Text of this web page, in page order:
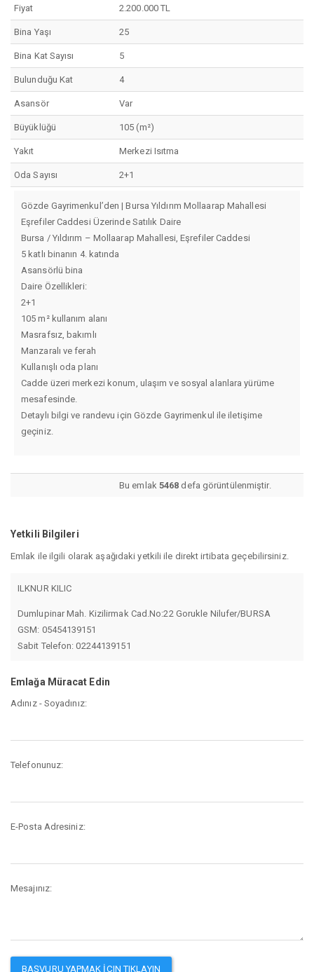
Fiyat 2.200.000 TL
Bina Yaşı 25
Bina Kat Sayısı 5
Bulunduğu Kat 4
Asansör Var
Büyüklüğü 105 (m²)
Yakıt Merkezi Isıtma
Oda Sayısı 2+1
Gözde Gayrimenkul’den | Bursa Yıldırım Mollaarap Mahallesi
Eşrefiler Caddesi Üzerinde Satılık Daire
Bursa / Yıldırım – Mollaarap Mahallesi, Eşrefiler Caddesi
5 katlı binanın 4. katında
Asansörlü bina
Daire Özellikleri:
2+1
105 m² kullanım alanı
Masrafsız, bakımlı
Manzaralı ve ferah
Kullanışlı oda planı
Cadde üzeri merkezi konum, ulaşım ve sosyal alanlara yürüme
mesafesinde.
Detaylı bilgi ve randevu için Gözde Gayrimenkul ile iletişime
geçiniz.
Bu emlak 5468 defa görüntülenmiştir.
Yetkili Bilgileri
Emlak ile ilgili olarak aşağıdaki yetkili ile direkt irtibata geçebilirsiniz.
ILKNUR KILIC
Dumlupinar Mah. Kizilirmak Cad.No:22 Gorukle Nilufer/BURSA
GSM: 05454139151
Sabit Telefon: 02244139151
Emlağa Müracat Edin
Adınız - Soyadınız:
Telefonunuz:
E-Posta Adresiniz:
Mesajınız: